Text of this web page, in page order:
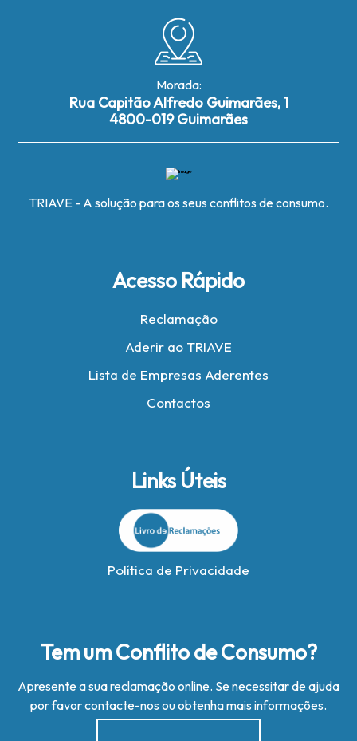
Morada:
Rua Capitão Alfredo Guimarães, 1
4800-019 Guimarães
TRIAVE - A solução para os seus conflitos de consumo.
Acesso Rápido
Reclamação
Aderir ao TRIAVE
Lista de Empresas Aderentes
Contactos
Links Úteis
Política de Privacidade
Tem um Conflito de Consumo?
Apresente a sua reclamação online. Se necessitar de ajuda
por favor contacte-nos ou obtenha mais informações.